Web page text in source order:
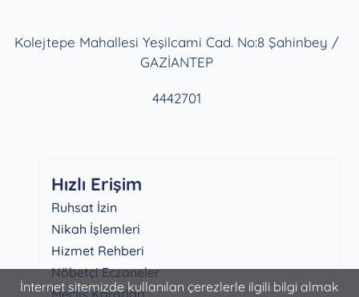
İnternet sitemizde kullanılan çerezlerle ilgili bilgi almak
Kolejtepe Mahallesi Yeşilcami Cad. No:8 Şahinbey /
GAZİANTEP
4442701
Hızlı Erişim
Ruhsat İzin
Nikah İşlemleri
Hizmet Rehberi
Nöbetçi Eczaneler
Meclis Kararları